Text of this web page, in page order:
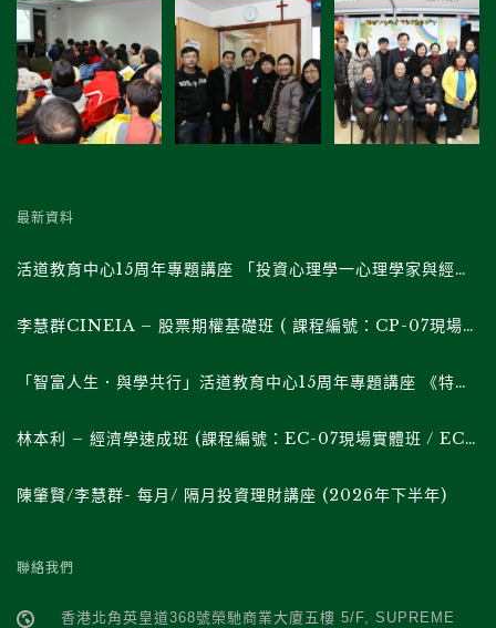
最新資料
活道教育中心15周年專題講座 「投資心理學一心理學家與經濟學家對談」(課程編號: RH-03現場實體班/ RH-03F直播班)
李慧群CINEIA – 股票期權基礎班 ( 課程編號：CP-07現場實體班 / CP-07F直播班 )
「智富人生．與學共行」活道教育中心15周年專題講座 《特朗普的帝國權力遊戲》系列 (課程編號 : RH-02現場實體班/ RH02F直播班)
林本利 – 經濟學速成班 (課程編號：EC-07現場實體班 / EC-07F直播班 )
陳肇賢/李慧群- 每月/ 隔月投資理財講座 (2026年下半年)
聯絡我們
香港北角英皇道368號榮馳商業大廈五樓 5/F, SUPREME